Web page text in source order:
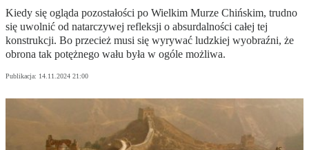
Kiedy się ogląda pozostałości po Wielkim Murze Chińskim, trudno
się uwolnić od natarczywej refleksji o absurdalności całej tej
konstrukcji. Bo przecież musi się wyrywać ludzkiej wyobraźni, że
obrona tak potężnego wału była w ogóle możliwa.
Publikacja: 14.11.2024 21:00